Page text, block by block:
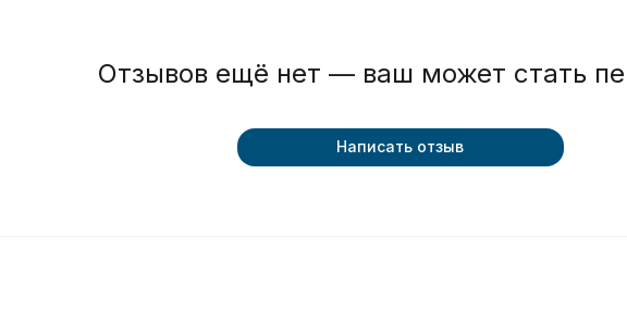
Отзывов ещё нет — ваш может стать
Написать отзыв